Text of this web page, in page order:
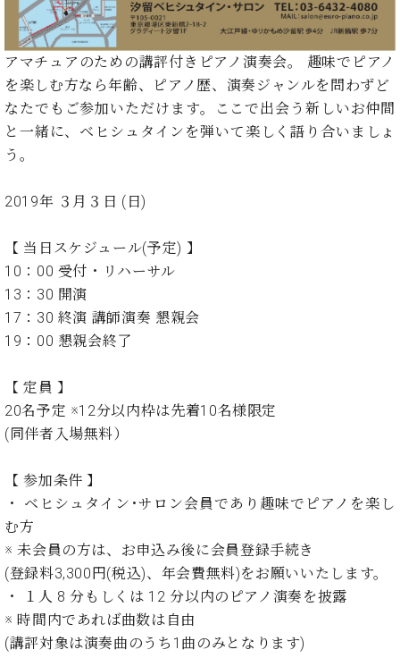
ュ
タ
イ
ン
コ
ン
サ
C.
ヒ
シ
ュ
イ
ン
ジ
デ
ン
ス
ベ
シ
ュ
タ
イ
ン
コ
イ
ン・
ジ
ャ
パ
の
取
組
ピ
ア
製
造
号
ヒ
シ
ュ
イ
ン
の
音
シ
ュ
タ
イ
ン
く
前
に
ベ
シ
タ
イ
ン・
シ
ュ
ト
ー
ス
(お
知
ら
せ・
メ
デ
ア
報)
キ
ン
ペ
ン
コ
サ
ー
レ
ッ
ン
イ
規
デ
ィ
ー
店
舗・
サ
ン・
調
律
舗
ま
で
オンライン試弾
メルマガ登録
か
本
格
的
学
ぶ
ま
で
歓
ベヒ
シュ
タイ
ン・
シュ
ーレ
音楽
会
社
案
内
パ
ン
ブ
グ
問
合
アマチュアのための講評付きピアノ演奏会。 趣味でピアノ
を楽しむ方なら年齢、ピアノ歴、演奏ジャンルを問わずど
なたでもご参加いただけます。ここで出会う新しいお仲間
と一緒に、ベヒシュタインを弾いて楽しく語り合いましょ
う。
2019年 ３月３日 (日)
【 当日スケジュール(予定) 】
10：00 受付・リハーサル
13：30 開演
17：30 終演 講師演奏 懇親会
19：00 懇親会終了
【 定員 】
20名予定 ※12分以内枠は先着10名様限定
(同伴者入場無料）
【 参加条件 】
・ ベヒシュタイン･サロン会員であり趣味でピアノを楽し
む方
※ 未会員の方は、お申込み後に会員登録手続き
(登録料3,300円(税込)、年会費無料)をお願いいたします。
・ １人 8 分もしくは 12 分以内のピアノ演奏を披露
※ 時間内であれば曲数は自由
(講評対象は演奏曲のうち1曲のみとなります)